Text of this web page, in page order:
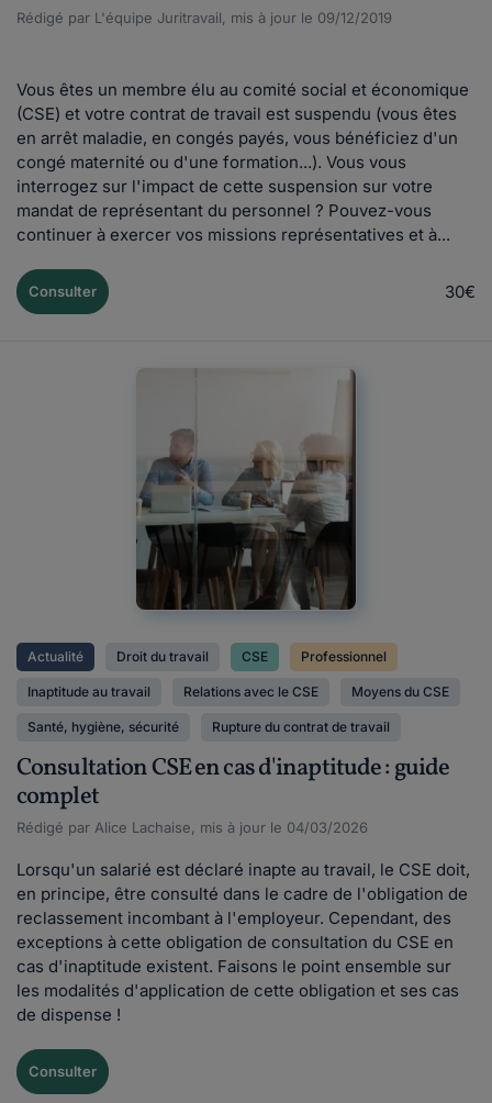
Rédigé par L'équipe Juritravail, mis à jour le 09/12/2019
Vous êtes un membre élu au comité social et économique
(CSE) et votre contrat de travail est suspendu (vous êtes
en arrêt maladie, en congés payés, vous bénéficiez d'un
congé maternité ou d'une formation...). Vous vous
interrogez sur l'impact de cette suspension sur votre
mandat de représentant du personnel ? Pouvez-vous
continuer à exercer vos missions représentatives et à...
Consulter 30€
Actualité Droit du travail CSE Professionnel
Inaptitude au travail Relations avec le CSE Moyens du CSE
Santé, hygiène, sécurité Rupture du contrat de travail
Consultation CSE en cas d'inaptitude : guide
complet
Rédigé par Alice Lachaise, mis à jour le 04/03/2026
Lorsqu'un salarié est déclaré inapte au travail, le CSE doit,
en principe, être consulté dans le cadre de l'obligation de
reclassement incombant à l'employeur. Cependant, des
exceptions à cette obligation de consultation du CSE en
cas d'inaptitude existent. Faisons le point ensemble sur
les modalités d'application de cette obligation et ses cas
de dispense !
Consulter